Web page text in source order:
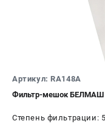
Артикул: RA148A
Фильтр-мешок БЕЛМАШ
Степень фильтрации: